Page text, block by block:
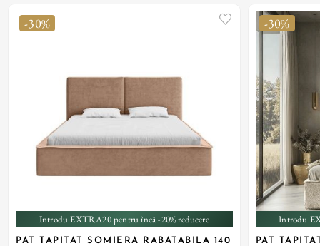
-30%
Introdu EXTRA20 pentru încă -20% reducere
PAT TAPITAT SOMIERA RABATABILA 140
-30%
Introdu
PAT